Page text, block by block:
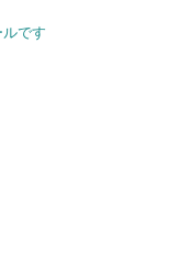
です